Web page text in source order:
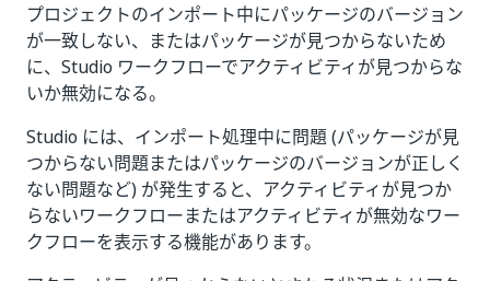
プロジェクトのインポート中にパッケージのバージョン
が一致しない、またはパッケージが見つからないため
に、Studio ワークフローでアクティビティが見つからな
いか無効になる。
Studio には、インポート処理中に問題 (パッケージが見
つからない問題またはパッケージのバージョンが正しく
ない問題など) が発生すると、アクティビティが見つか
らないワークフローまたはアクティビティが無効なワー
クフローを表示する機能があります。